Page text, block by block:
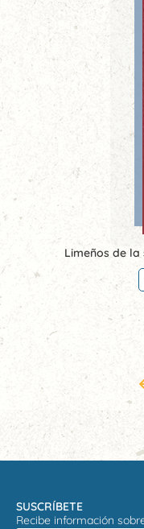
Limeños de
SUSCRÍBETE
Recibe información